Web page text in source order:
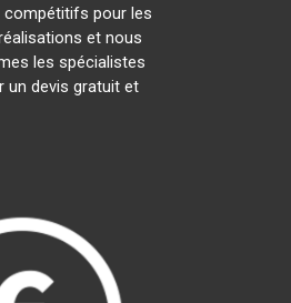
compétitifs pour les
et nous
les spécialistes
un devis gratuit et